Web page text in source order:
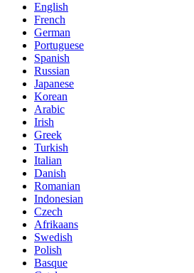
English
French
German
Portuguese
Spanish
Russian
Japanese
Korean
Arabic
Irish
Greek
Turkish
Italian
Danish
Romanian
Indonesian
Czech
Afrikaans
Swedish
Polish
Basque